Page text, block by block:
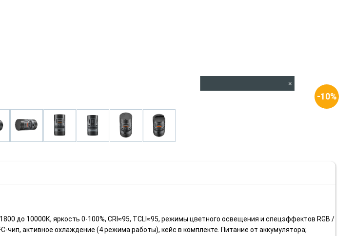
-10%
до 10000К, яркость 0-100%, CRI≈95, TCLI≈95, режимы цветного освещения и спецэффектов RGB /
чип, активное охлаждение (4 режима работы), кейс в комплекте. Питание от аккумулятора;
×